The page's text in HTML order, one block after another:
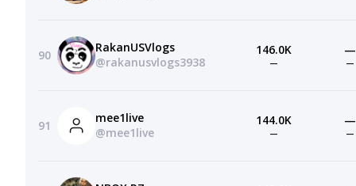
90
RakanUSVlogs
@rakanusvlogs3938
146.0K
—
—
—
91
mee1live
@mee1live
144.0K
—
—
—